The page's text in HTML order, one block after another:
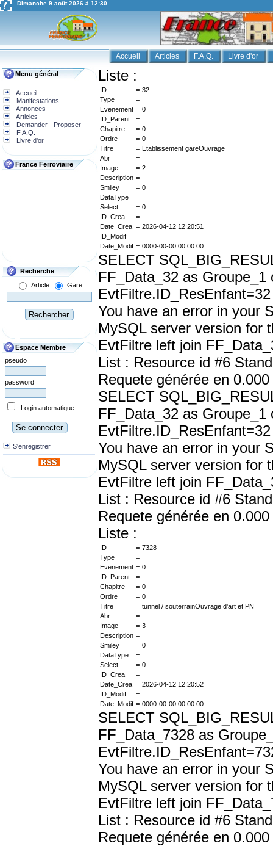
Dimanche 9 août 2026 à 12:30
Accueil Articles F.A.Q. Livre d'or
Menu général
Accueil
Manifestations
Annonces
Articles
Demander - Proposer
F.A.Q.
Livre d'or
France Ferroviaire
Recherche
Article
Gare
Espace Membre
pseudo
password
Login automatique
S'enregistrer
Liste :
ID = 32
Type
=
Evenement = 0
ID_Parent
=
Chapitre
= 0
Ordre
= 0
Titre
= Etablissement gareOuvrage
Abr
=
Image
= 2
Description =
Smiley
= 0
DataType
=
Select
= 0
ID_Crea
=
Date_Crea = 2026-04-12 12:20:51
ID_Modif
=
Date_Modif = 0000-00-00 00:00:00
SELECT
FF_Data_32 as
You have an error in your
MySQL server version for
EvtFiltre left join
List : Resource id #6
Requete générée en
SELECT
FF_Data_32 as
You have an error in your
MySQL server version for
EvtFiltre left join
List : Resource id #6
Requete générée en
Liste :
ID = 7328
Type
=
Evenement = 0
ID_Parent
=
Chapitre
= 0
Ordre
= 0
Titre
= tunnel / souterrainOuvrage d'art et PN
Abr
=
Image
= 3
Description =
Smiley
= 0
DataType
=
Select
= 0
ID_Crea
=
Date_Crea = 2026-04-12 12:20:52
ID_Modif
=
Date_Modif = 0000-00-00 00:00:00
SELECT
FF_Data_7328 as
You have an error in your
MySQL server version for
EvtFiltre left join
List : Resource id #6
Requete générée en